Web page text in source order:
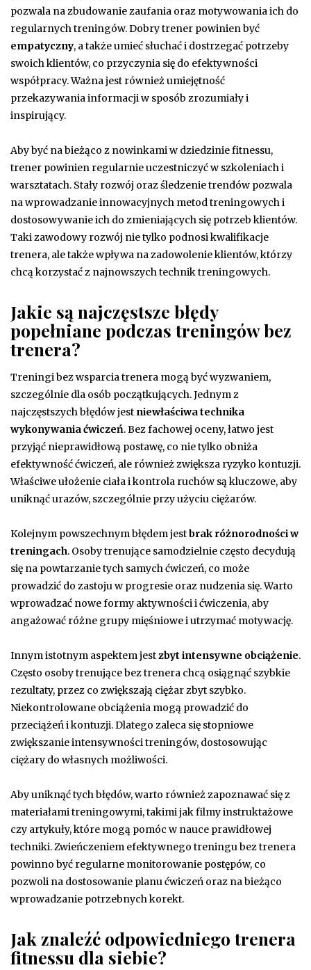
pozwala na zbudowanie zaufania oraz motywowania ich do
regularnych treningów. Dobry trener powinien być
empatyczny, a także umieć słuchać i dostrzegać potrzeby
swoich klientów, co przyczynia się do efektywności
współpracy. Ważna jest również umiejętność
przekazywania informacji w sposób zrozumiały i
inspirujący.
Aby być na bieżąco z nowinkami w dziedzinie fitnessu,
trener powinien regularnie uczestniczyć w szkoleniach i
warsztatach. Stały rozwój oraz śledzenie trendów pozwala
na wprowadzanie innowacyjnych metod treningowych i
dostosowywanie ich do zmieniających się potrzeb klientów.
Taki zawodowy rozwój nie tylko podnosi kwalifikacje
trenera, ale także wpływa na zadowolenie klientów, którzy
chcą korzystać z najnowszych technik treningowych.
Jakie są najczęstsze błędy
popełniane podczas treningów bez
trenera?
Treningi bez wsparcia trenera mogą być wyzwaniem,
szczególnie dla osób początkujących. Jednym z
najczęstszych błędów jest niewłaściwa technika
wykonywania ćwiczeń. Bez fachowej oceny, łatwo jest
przyjąć nieprawidłową postawę, co nie tylko obniża
efektywność ćwiczeń, ale również zwiększa ryzyko kontuzji.
Właściwe ułożenie ciała i kontrola ruchów są kluczowe, aby
uniknąć urazów, szczególnie przy użyciu ciężarów.
Kolejnym powszechnym błędem jestbrak różnorodności w
treningach. Osoby trenujące samodzielnie często decydują
się na powtarzanie tych samych ćwiczeń, co może
prowadzić do zastoju w progresie oraz nudzenia się. Warto
wprowadzać nowe formy aktywności i ćwiczenia, aby
angażować różne grupy mięśniowe i utrzymać motywację.
Innym istotnym aspektem jestzbyt intensywne obciążenie.
Często osoby trenujące bez trenera chcą osiągnąć szybkie
rezultaty, przez co zwiększają ciężar zbyt szybko.
Niekontrolowane obciążenia mogą prowadzić do
przeciążeń i kontuzji. Dlatego zaleca się stopniowe
zwiększanie intensywności treningów, dostosowując
ciężary do własnych możliwości.
Aby uniknąć tych błędów, warto również zapoznawać się z
materiałami treningowymi, takimi jak filmy instruktażowe
czy artykuły, które mogą pomóc w nauce prawidłowej
techniki. Zwieńczeniem efektywnego treningu bez trenera
powinno być regularne monitorowanie postępów, co
pozwoli na dostosowanie planu ćwiczeń oraz na bieżąco
wprowadzanie potrzebnych korekt.
Jak znaleźć odpowiedniego trenera
fitnessu dla siebie?